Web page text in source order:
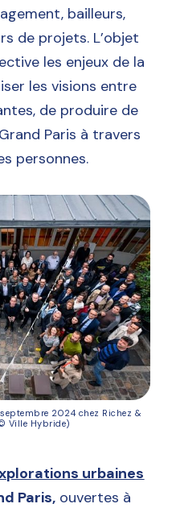
bailleurs,
de projets. L’objet
les enjeux de la
les visions entre
de produire de
Paris à travers
personnes.
2024 chez Richez &
Ville Hybride)
urbaines
Paris, ouvertes à